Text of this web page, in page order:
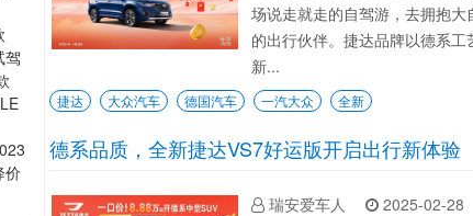
场说走就走的自驾游，去拥抱
的出行伙伴。捷达品牌以德系
新...
捷达 大众汽车 德国汽车 一汽大众 全新
德系品质，全新捷达VS7好运版开启出行新体验
瑞安爱车人 2025-02-28
驾
价